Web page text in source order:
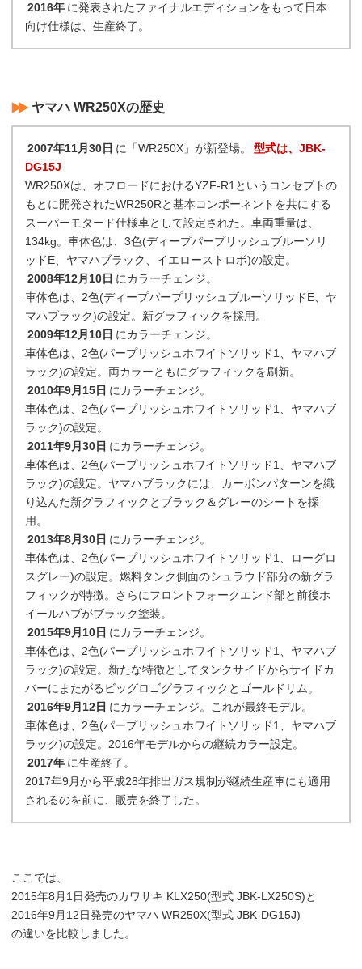
2016年 に発表されたファイナルエディションをもって日本
向け仕様は、生産終了。
ヤマハ WR250Xの歴史
2007年11月30日 に「WR250X」が新登場。
型式は、JBK-
DG15J
WR250Xは、オフロードにおけるYZF-R1というコンセプトの
もとに開発されたWR250Rと基本コンポーネントを共にする
スーパーモタード仕様車として設定された。車両重量は、
134kg。車体色は、3色(ディープパープリッシュブルーソリ
ッドE、ヤマハブラック、イエローストロボ)の設定。
2008年12月10日 にカラーチェンジ。
車体色は、2色(ディープパープリッシュブルーソリッドE、ヤ
マハブラック)の設定。新グラフィックを採用。
2009年12月10日 にカラーチェンジ。
車体色は、2色(パープリッシュホワイトソリッド1、ヤマハブ
ラック)の設定。両カラーともにグラフィックを刷新。
2010年9月15日 にカラーチェンジ。
車体色は、2色(パープリッシュホワイトソリッド1、ヤマハブ
ラック)の設定。
2011年9月30日 にカラーチェンジ。
車体色は、2色(パープリッシュホワイトソリッド1、ヤマハブ
ラック)の設定。ヤマハブラックには、カーボンパターンを織
り込んだ新グラフィックとブラック＆グレーのシートを採
用。
2013年8月30日 にカラーチェンジ。
車体色は、2色(パープリッシュホワイトソリッド1、ローグロ
スグレー)の設定。燃料タンク側面のシュラウド部分の新グラ
フィックが特徴。さらにフロントフォークエンド部と前後ホ
イールハブがブラック塗装。
2015年9月10日 にカラーチェンジ。
車体色は、2色(パープリッシュホワイトソリッド1、ヤマハブ
ラック)の設定。新たな特徴としてタンクサイドからサイドカ
バーにまたがるビッグロゴグラフィックとゴールドリム。
2016年9月12日 にカラーチェンジ。これが最終モデル。
車体色は、2色(パープリッシュホワイトソリッド1、ヤマハブ
ラック)の設定。2016年モデルからの継続カラー設定。
2017年 に生産終了。
2017年9月から平成28年排出ガス規制が継続生産車にも適用
されるのを前に、販売を終了した。
ここでは、
2015年8月1日発売のカワサキ KLX250(型式 JBK-LX250S)と
2016年9月12日発売のヤマハ WR250X(型式 JBK-DG15J)
の違いを比較しました。